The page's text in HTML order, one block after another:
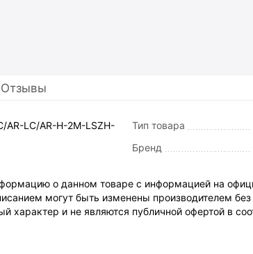
Отзывы
AR-LC/AR-H-2M-LSZH-
Тип товара
Бренд
о данном товаре с информацией на
могут быть изменены производителем
характер и не являются публичной офертой в